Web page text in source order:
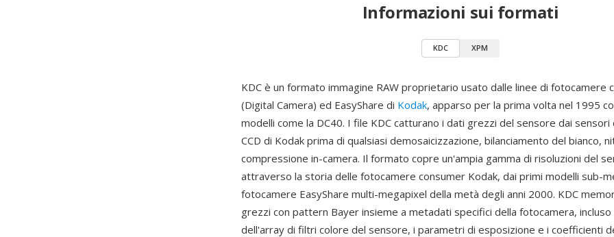
Informazioni sui formati
KDC XPM
KDC è un formato immagine RAW proprietario usato dalle linee di fotocamere
(Digital Camera) ed EasyShare di Kodak, apparso per la prima volta nel 1995
modelli come la DC40. I file KDC catturano i dati grezzi del sensore dai sensori
CCD di Kodak prima di qualsiasi demosaicizzazione, bilanciamento del bianco,
compressione in-camera. Il formato copre un'ampia gamma di risoluzioni del
attraverso la storia delle fotocamere consumer Kodak, dai primi modelli sub-
fotocamere EasyShare multi-megapixel della metà degli anni 2000. KDC
grezzi con pattern Bayer insieme a metadati specifici della fotocamera, incluso
dell'array di filtri colore del sensore, i parametri di esposizione e i coefficienti